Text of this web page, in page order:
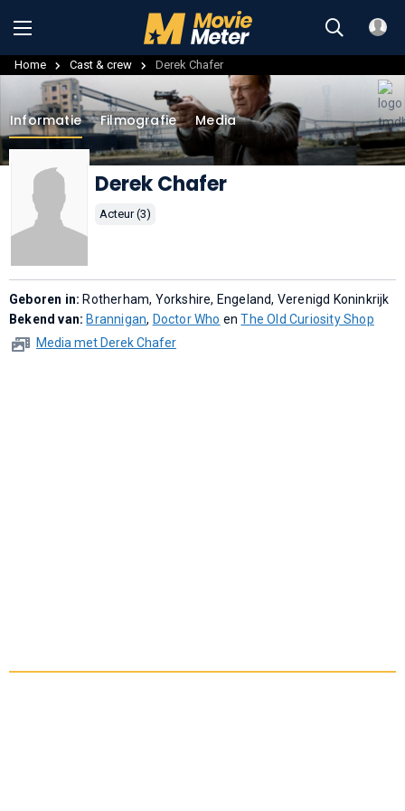
Home Cast & crew Derek Chafer
Informatie Filmografie Media
Derek Chafer
Acteur (3)
Geboren in: Rotherham, Yorkshire, Engeland, Verenigd Koninkrijk
Bekend van: Brannigan, Doctor Who enThe Old Curiosity Shop
Media met Derek Chafer